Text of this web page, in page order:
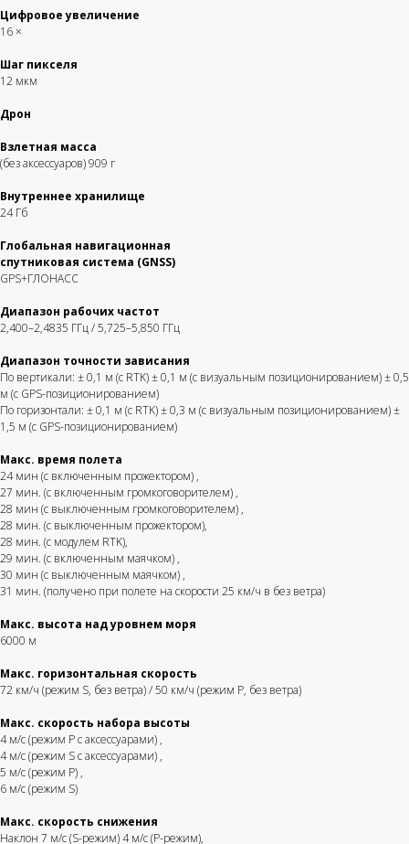
Цифровое увеличение
16 ×
Шаг пикселя
12 мкм
Дрон
Взлетная масса
(без аксессуаров) 909 г
Внутреннее хранилище
24 Гб
Глобальная навигационная
спутниковая система (GNSS)
GPS+ГЛОНАСС
Диапазон рабочих частот
2,400–2,4835 ГГц / 5,725–5,850 ГГц
Диапазон точности зависания
По вертикали: ± 0,1 м (с RTK) ± 0,1 м (с визуальным позиционированием) ± 0,5
м (с GPS-позиционированием)
По горизонтали: ± 0,1 м (с RTK) ± 0,3 м (с визуальным позиционированием) ±
1,5 м (с GPS-позиционированием)
Макс. время полета
24 мин (с включенным прожектором) ,
27 мин. (с включенным громкоговорителем) ,
28 мин (с выключенным громкоговорителем) ,
28 мин. (с выключенным прожектором),
28 мин. (с модулем RTK),
29 мин. (с включенным маячком) ,
30 мин (с выключенным маячком) ,
31 мин. (получено при полете на скорости 25 км/ч в без ветра)
Макс. высота над уровнем моря
6000 м
Макс. горизонтальная скорость
72 км/ч (режим S, без ветра) / 50 км/ч (режим P, без ветра)
Макс. скорость набора высоты
4 м/с (режим P с аксессуарами) ,
4 м/с (режим S с аксессуарами) ,
5 м/с (режим P) ,
6 м/с (режим S)
Макс. скорость снижения
Наклон 7 м/с (S-режим) 4 м/с (P-режим),